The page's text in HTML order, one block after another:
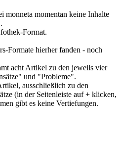
monneta momentan keine Inhalte
Format.
Formate hierher fanden - noch
acht Artikel zu den jeweils vier
und "Probleme".
ausschließlich zu den
(in der Seitenleiste auf + klicken,
gibt es keine Vertiefungen.